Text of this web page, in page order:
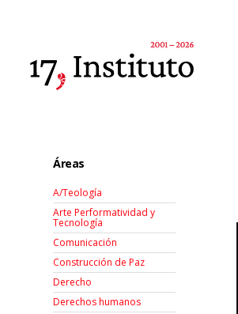
Áreas
A/Teología
Arte Performatividad y
Tecnología
Comunicación
Construcción de Paz
Derecho
Derechos humanos